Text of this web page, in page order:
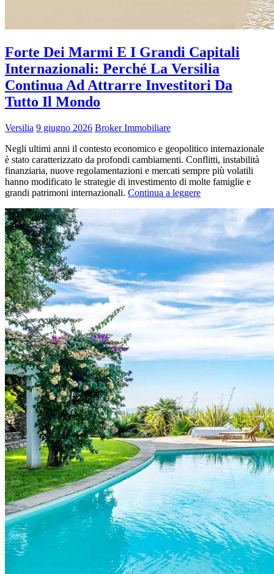
Forte Dei Marmi E I Grandi Capitali
Internazionali: Perché La Versilia
Continua Ad Attrarre Investitori Da
Tutto Il Mondo
Versilia 9 giugno 2026 Broker Immobiliare
Negli ultimi anni il contesto economico e geopolitico internazionale
è stato caratterizzato da profondi cambiamenti. Conflitti, instabilità
finanziaria, nuove regolamentazioni e mercati sempre più volatili
hanno modificato le strategie di investimento di molte famiglie e
grandi patrimoni internazionali. Continua a leggere